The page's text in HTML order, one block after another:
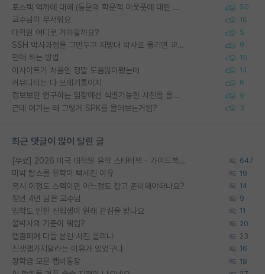
포스텍 억까에 대해 (동문의 학문적 아웃풋에 대한 반박) 50
교수님이 무서워요 16
대학원 어디로 가야할까요? 5
SSH 박사과정을 그만두고 지방대 박사로 옮기면 교수의 꿈은 끝일까요? 9
편애 하는 방법 15
이사이트가 처음엔 정말 도움많이됐는데 14
커뮤니티는 다 쓰레기통이지 6
정보보안 연구하는 입장에선 식별가능한 사진을 올리는건 비추이긴함 5
근데 여기는 왜 그렇게 SPK를 물어보는거임? 3
최근 댓글이 많이 달린 글
[무료] 2026 미국 대학원 유학 스타터팩 - 가이드북 & 합격자 컨택메일 템플릿 647
미박 탑스쿨 유학이 빡세진 이유 19
혹시 이정도 스펙이면 어느정도 잡고 준비해야하나요? 14
정년 4년 남은 교수님 9
입학도 안한 신입생이 원래 관심을 받나요 11
물박사의 기준이 뭐임? 20
랩홈피에 다들 본인 사진 올리냐 23
신생랩가지말라는 이유가 있었구나 16
장학금 모은 랩비통장 18